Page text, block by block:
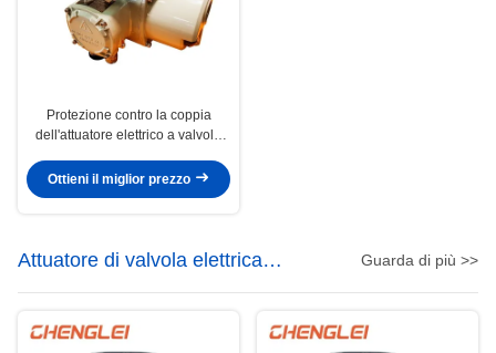
Protezione contro la coppia
dell'attuatore elettrico a valvola
Ottieni il miglior prezzo
Attuatore di valvola elettrica
intelligente on-off
Guarda di più >>